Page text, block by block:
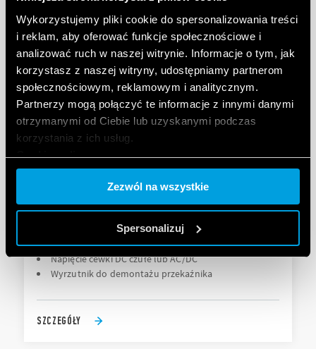
Wykorzystujemy pliki cookie do spersonalizowania treści
i reklam, aby oferować funkcje społecznościowe i
analizować ruch w naszej witrynie. Informacje o tym, jak
korzystasz z naszej witryny, udostępniamy partnerom
społecznościowym, reklamowym i analitycznym.
Partnerzy mogą połączyć te informacje z innymi danymi
otrzymanymi od Ciebie lub uzyskanymi podczas
korzystania z ich usług.
Cookie policy.
Zezwól na wszystkie
Spersonalizuj
SZCZEGÓŁY
TYP 38.61 - PRZEKAŹNIK INTERFEJSOWY
(PRZEKAŹNIKOWY MODUŁ SPRZĘGAJĄCY)
Napięcie cewki DC czułe lub AC/DC
Wyrzutnik do demontażu przekaźnika
SZCZEGÓŁY